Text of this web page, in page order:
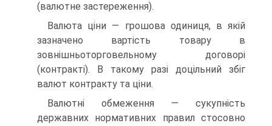
(валютне застереження).
Валюта ціни — грошова одиниця, в якій
зазначено вартість товару в
зовнішньоторговельному договорі
(контракті). В такому разі доцільний збіг
валют контракту та ціни.
Валютні обмеження — сукупність
державних нормативних правил стосовно